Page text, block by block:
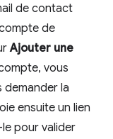
de contact
de
Ajouter une
vous
demander la
ensuite un lien
pour valider